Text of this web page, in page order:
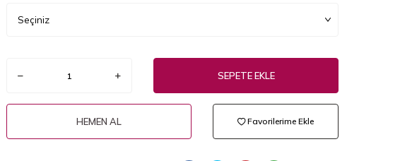
SEPETE EKLE
HEMEN AL Favorilerime Ekle